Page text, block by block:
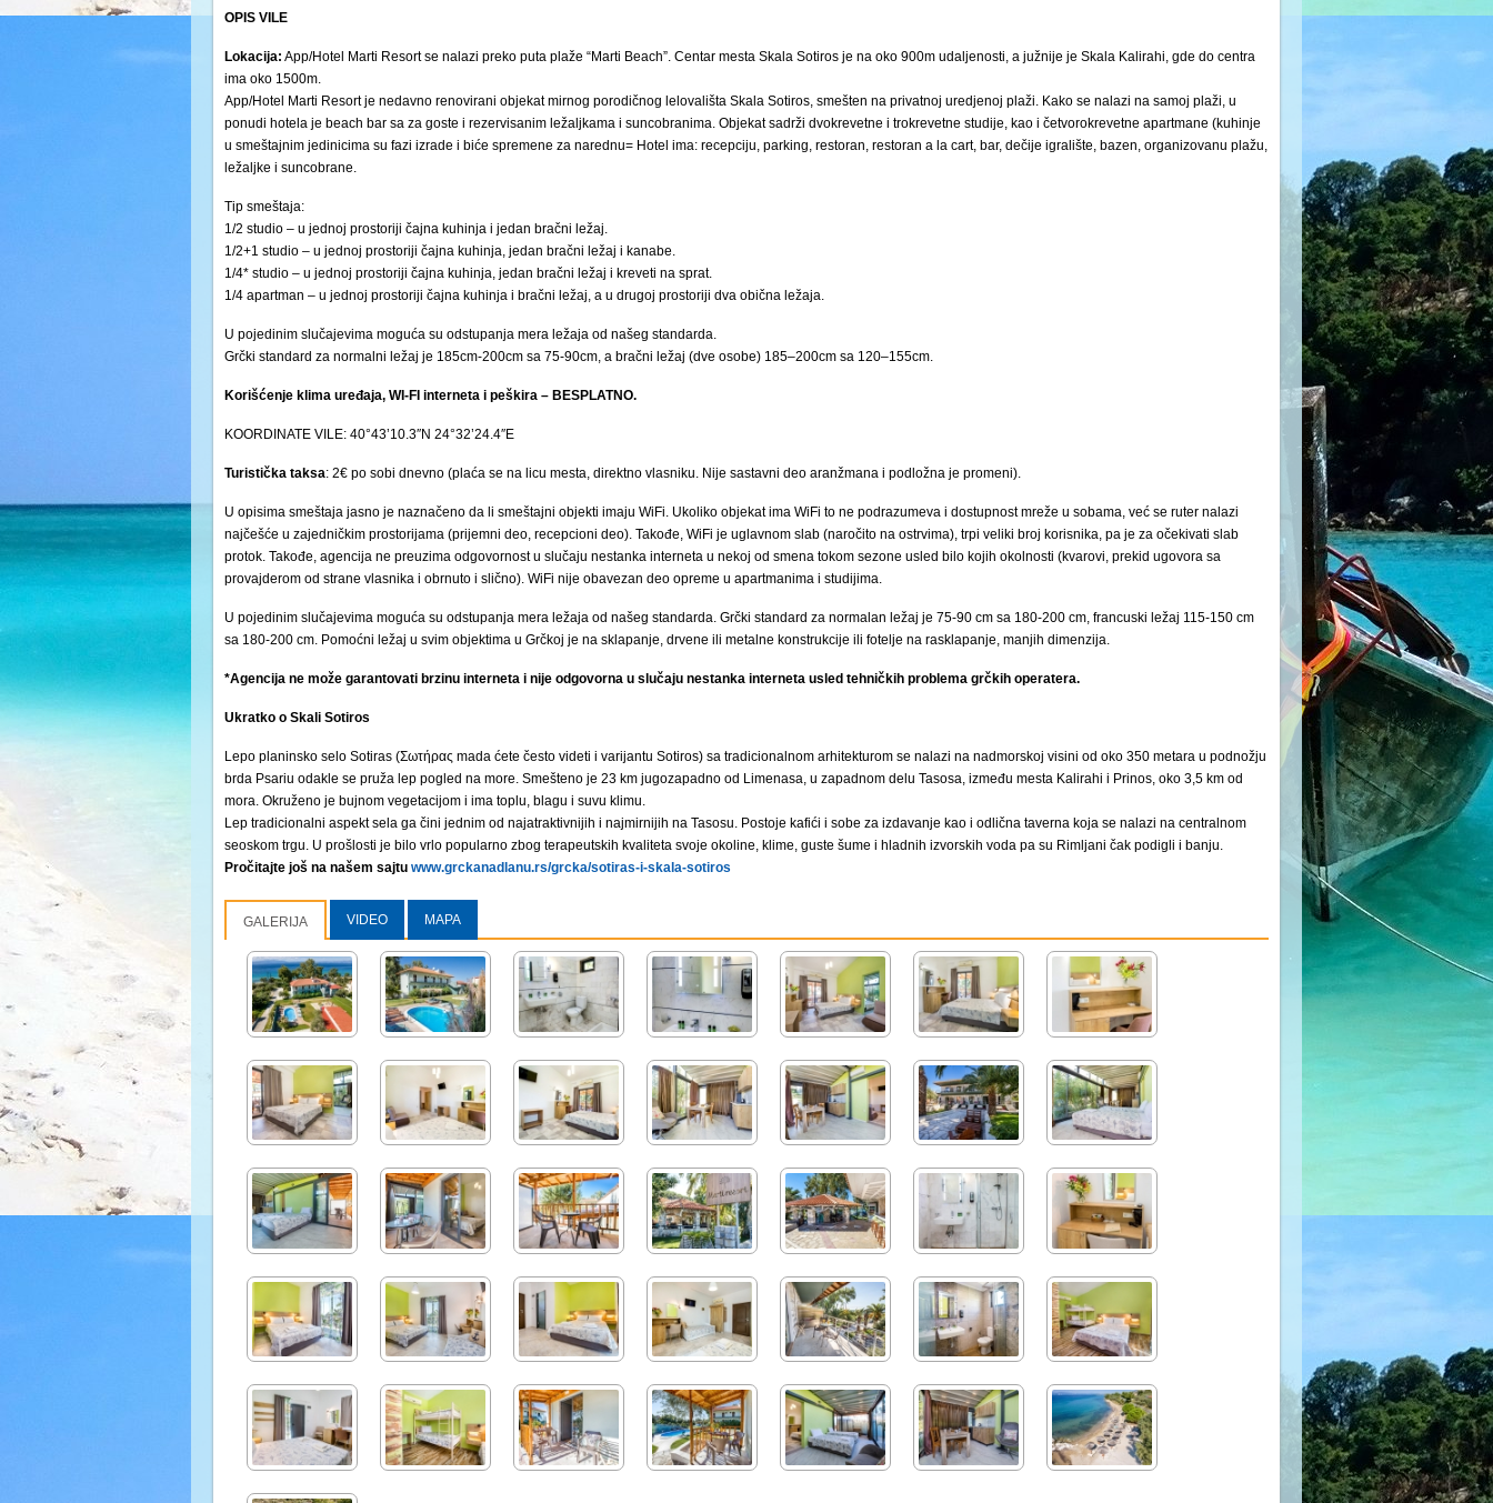
OPIS VILE
Lokacija: App/Hotel Marti Resort se nalazi preko puta plaže “Marti Beach”. Centar mesta Skala Sotiros je na oko 900m udaljenosti, a južnije je Skala Kalirahi, gde do centra
ima oko 1500m.
App/Hotel Marti Resort je nedavno renovirani objekat mirnog porodičnog lelovališta Skala Sotiros, smešten na privatnoj uredjenoj plaži. Kako se nalazi na samoj plaži, u
ponudi hotela je beach bar sa za goste i rezervisanim ležaljkama i suncobranima. Objekat sadrži dvokrevetne i trokrevetne studije, kao i četvorokrevetne apartmane (kuhinje
u smeštajnim jedinicima su fazi izrade i biće spremene za narednu= Hotel ima: recepciju, parking, restoran, restoran a la cart, bar, dečije igralište, bazen, organizovanu plažu,
ležaljke i suncobrane.
Tip smeštaja:
1/2 studio – u jednoj prostoriji čajna kuhinja i jedan bračni ležaj.
1/2+1 studio – u jednoj prostoriji čajna kuhinja, jedan bračni ležaj i kanabe.
1/4* studio – u jednoj prostoriji čajna kuhinja, jedan bračni ležaj i kreveti na sprat.
1/4 apartman – u jednoj prostoriji čajna kuhinja i bračni ležaj, a u drugoj prostoriji dva obična ležaja.
U pojedinim slučajevima moguća su odstupanja mera ležaja od našeg standarda.
Grčki standard za normalni ležaj je 185cm-200cm sa 75-90cm, a bračni ležaj (dve osobe) 185–200cm sa 120–155cm.
Korišćenje klima uređaja, WI-FI interneta i peškira – BESPLATNO.
KOORDINATE VILE: 40°43’10.3″N 24°32’24.4″E
Turistička taksa: 2€ po sobi dnevno (plaća se na licu mesta, direktno vlasniku. Nije sastavni deo aranžmana i podložna je promeni).
U opisima smeštaja jasno je naznačeno da li smeštajni objekti imaju WiFi. Ukoliko objekat ima WiFi to ne podrazumeva i dostupnost mreže u sobama, već se ruter nalazi
najčešće u zajedničkim prostorijama (prijemni deo, recepcioni deo). Takođe, WiFi je uglavnom slab (naročito na ostrvima), trpi veliki broj korisnika, pa je za očekivati slab
protok. Takođe, agencija ne preuzima odgovornost u slučaju nestanka interneta u nekoj od smena tokom sezone usled bilo kojih okolnosti (kvarovi, prekid ugovora sa
provajderom od strane vlasnika i obrnuto i slično). WiFi nije obavezan deo opreme u apartmanima i studijima.
U pojedinim slučajevima moguća su odstupanja mera ležaja od našeg standarda. Grčki standard za normalan ležaj je 75-90 cm sa 180-200 cm, francuski ležaj 115-150 cm
sa 180-200 cm. Pomoćni ležaj u svim objektima u Grčkoj je na sklapanje, drvene ili metalne konstrukcije ili fotelje na rasklapanje, manjih dimenzija.
*Agencija ne može garantovati brzinu interneta i nije odgovorna u slučaju nestanka interneta usled tehničkih problema grčkih operatera.
Ukratko o Skali Sotiros
Lepo planinsko selo Sotiras (Σωτήρας mada ćete često videti i varijantu Sotiros) sa tradicionalnom arhitekturom se nalazi na nadmorskoj visini od oko 350 metara u podnožju
brda Psariu odakle se pruža lep pogled na more. Smešteno je 23 km jugozapadno od Limenasa, u zapadnom delu Tasosa, između mesta Kalirahi i Prinos, oko 3,5 km od
mora. Okruženo je bujnom vegetacijom i ima toplu, blagu i suvu klimu.
Lep tradicionalni aspekt sela ga čini jednim od najatraktivnijih i najmirnijih na Tasosu. Postoje kafići i sobe za izdavanje kao i odlična taverna koja se nalazi na centralnom
seoskom trgu. U prošlosti je bilo vrlo popularno zbog terapeutskih kvaliteta svoje okoline, klime, guste šume i hladnih izvorskih voda pa su Rimljani čak podigli i banju.
Pročitajte još na našem sajtu www.grckanadlanu.rs/grcka/sotiras-i-skala-sotiros
GALERIJA VIDEO MAPA